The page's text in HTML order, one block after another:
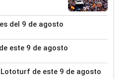
del 9 de agosto
este 9 de agosto
de este 9 de agosto